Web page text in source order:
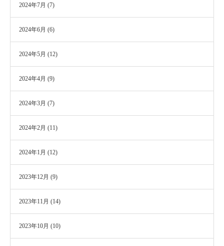
2024年7月 (7)
2024年6月 (6)
2024年5月 (12)
2024年4月 (9)
2024年3月 (7)
2024年2月 (11)
2024年1月 (12)
2023年12月 (9)
2023年11月 (14)
2023年10月 (10)